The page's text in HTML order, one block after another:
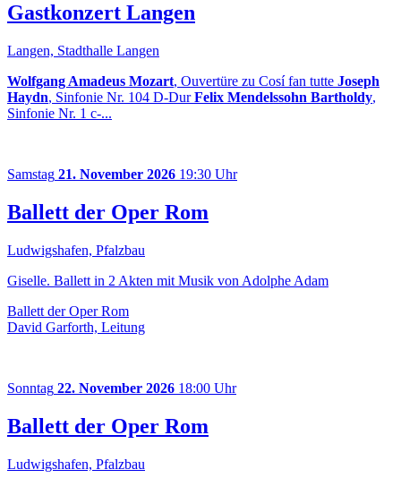
Gastkonzert Langen
Langen, Stadthalle Langen
Wolfgang Amadeus Mozart, Ouvertüre zu Cosí fan tutte Joseph
Haydn, Sinfonie Nr. 104 D-DurFelix Mendelssohn Bartholdy,
Sinfonie Nr. 1 c-...
Samstag 21. November 2026 19:30 Uhr
Ballett der Oper Rom
Ludwigshafen, Pfalzbau
Giselle. Ballett in 2 Akten mit Musik von Adolphe Adam
Ballett der Oper Rom
David Garforth, Leitung
Sonntag 22. November 2026 18:00 Uhr
Ballett der Oper Rom
Ludwigshafen, Pfalzbau